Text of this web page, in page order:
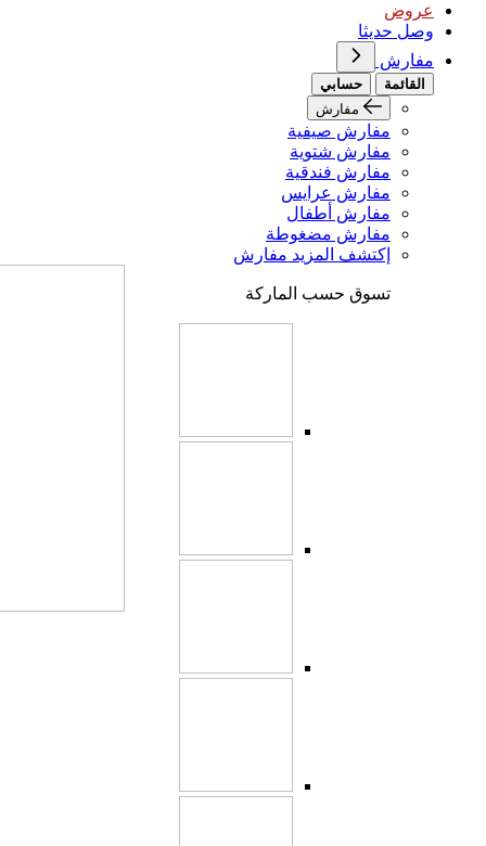
عروض
وصل حديثا
مفارش
القائمة
حسابي
مفارش
مفارش صيفية
مفارش شتوية
مفارش فندقية
مفارش عرايس
مفارش أطفال
مفارش مضغوطة
إكتشف المزيد مفارش
تسوق حسب الماركة